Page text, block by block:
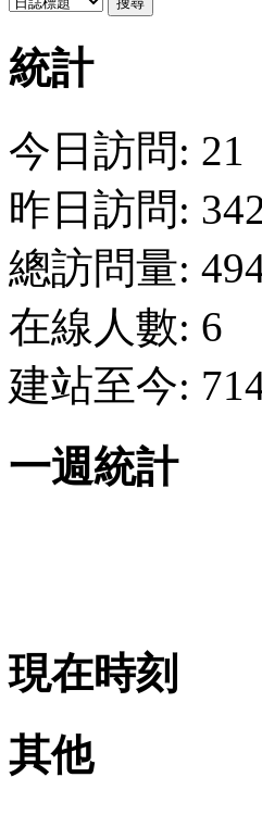
統計
今日訪問: 21
昨日訪問:
總訪問量:
在線人數: 6
建站至今:
一週統計
現在時刻
其他